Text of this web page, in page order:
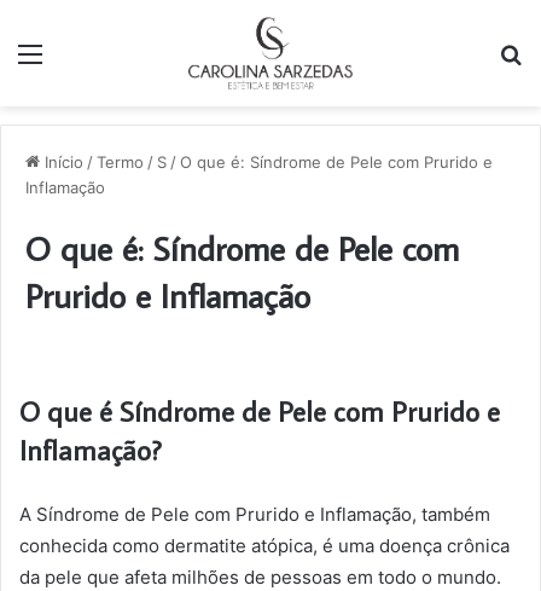
Início /Termo / S /O que é: Síndrome de Pele com Prurido e
Inflamação
O que é: Síndrome de Pele com
Prurido e Inflamação
O que é Síndrome de Pele com Prurido e
Inflamação?
A Síndrome de Pele com Prurido e Inflamação, também
conhecida como dermatite atópica, é uma doença crônica
da pele que afeta milhões de pessoas em todo o mundo.